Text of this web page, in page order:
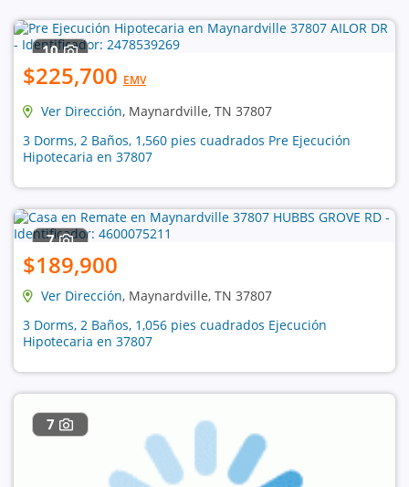
10
$225,700 EMV
Ver Dirección, Maynardville, TN 37807
3 Dorms, 2 Baños, 1,560 pies cuadrados Pre Ejecución
Hipotecaria en 37807
7
$189,900
Ver Dirección, Maynardville, TN 37807
3 Dorms, 2 Baños, 1,056 pies cuadrados Ejecución
Hipotecaria en 37807
7